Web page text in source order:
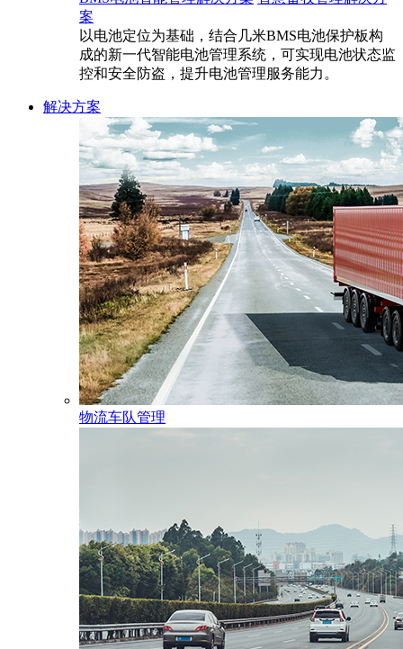
案
以电池定位为基础，结合几米BMS电池保护板构
成的新一代智能电池管理系统，可实现电池状态监
控和安全防盗，提升电池管理服务能力。
解决方案
物流车队管理